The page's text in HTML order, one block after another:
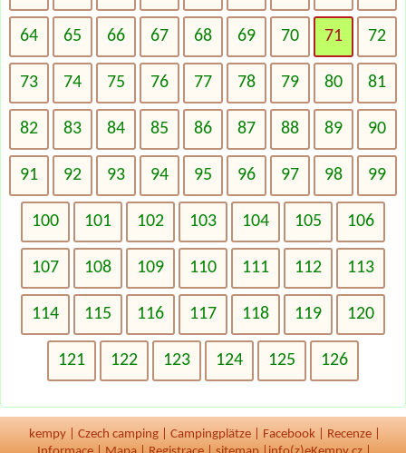
64 65 66 67 68 69 70 71 72
73 74 75 76 77 78 79 80 81
82 83 84 85 86 87 88 89 90
91 92 93 94 95 96 97 98 99
100 101 102 103 104 105 106
107 108 109 110 111 112 113
114 115 116 117 118 119 120
121 122 123 124 125 126
kempy Czech camping Campingplätze Facebook Recenze